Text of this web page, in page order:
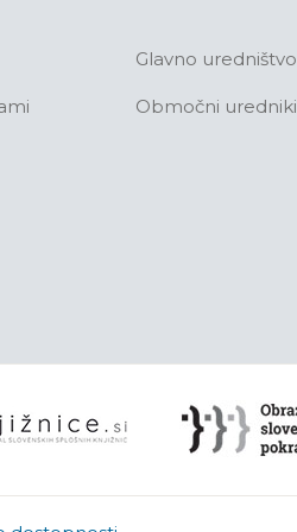
Glavno uredništvo
Območni uredniki